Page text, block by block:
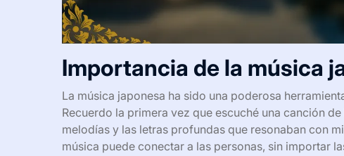
Importancia de la música
La música japonesa ha sido una poderosa
Recuerdo la primera vez que escuché una canción
melodías y las letras profundas que resonaban con
música puede conectar a las personas, sin importar